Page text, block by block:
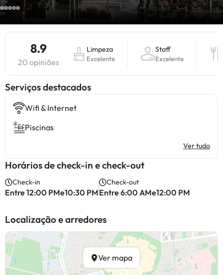
8.9
20 opiniões
Limpeza
Excelente
Staff
Excelente
Serviços destacados
Wifi & Internet
Piscinas
Ver tudo
Horários de check-in e check-out
Check-in
Entre 12:00 PMe10:30 PM
Check-out
Entre 6:00 AMe12:00 PM
Localização e arredores
Ver mapa